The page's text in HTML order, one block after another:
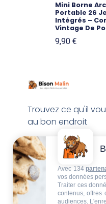
Mini Borne
Portable 26
Intégrés –
Vintage De
9,90 €
Trouvez ce qu'il
au bon endroit
Avec 134
vos données
Traiter ces
contenus, offres
audiences.